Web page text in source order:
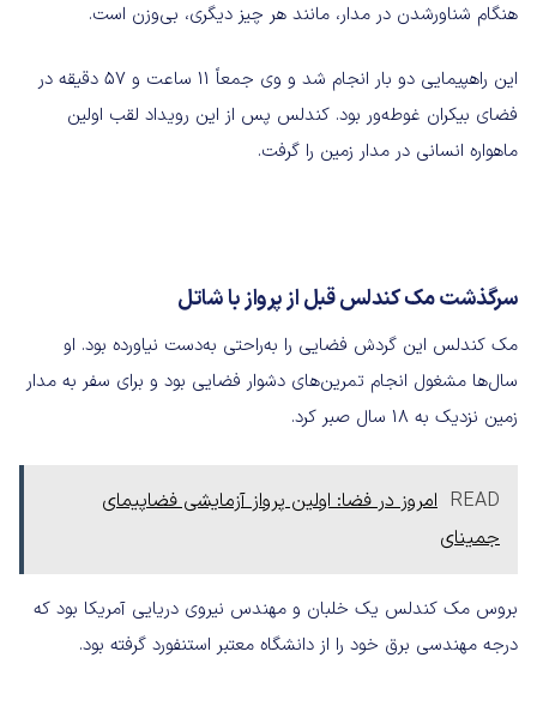
هنگام شناورشدن در مدار، مانند هر چیز دیگری، بی‌وزن است.
این راهپیمایی دو بار انجام شد و وی جمعاً ۱۱ ساعت و ۵۷ دقیقه در
فضای بیکران غوطه‌ور بود. کندلس پس از این رویداد لقب اولین
ماهواره انسانی در مدار زمین را گرفت.
سرگذشت مک کندلس قبل از پرواز با شاتل
مک کندلس این گردش فضایی را به‌راحتی به‌دست نیاورده‌ بود. او
سال‌ها مشغول انجام تمرین‌های دشوار فضایی بود و برای سفر به مدار
زمین نزدیک به ۱۸ سال صبر کرد.
READ امروز در فضا: اولین پرواز آزمایشی فضاپیمای
جمینای
بروس مک کندلس یک خلبان و مهندس نیروی دریایی آمریکا بود که
درجه مهندسی برق خود را از دانشگاه معتبر استنفورد گرفته‌ بود.